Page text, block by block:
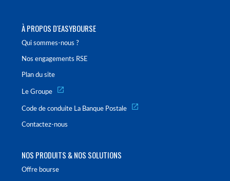
À PROPOS D'EASYBOURSE
Qui sommes-nous ?
Nos engagements RSE
Plan du site
Le Groupe
Code de conduite La Banque Postale
Contactez-nous
NOS PRODUITS & NOS SOLUTIONS
Offre bourse